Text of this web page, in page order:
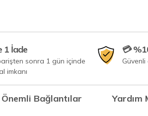
1 İade
sonra 1 gün içinde
imkanı
💳
Önemli Bağlantılar Yardım